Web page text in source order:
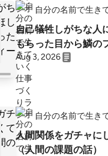
自分の名前で生き
自己犠牲しがちな人
もらった目から鱗の
Aug 3, 2026
自分の名前で生き
人間関係をガチャに
（人間の課題の話）